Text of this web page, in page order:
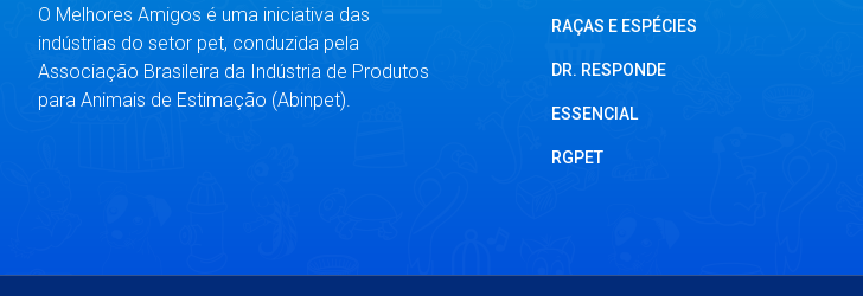
O Melhores Amigos é uma iniciativa das
indústrias do setor pet, conduzida pela
Associação Brasileira da Indústria de Produtos
para Animais de Estimação (Abinpet).
RAÇAS E ESPÉCIES
DR. RESPONDE
ESSENCIAL
RGPET